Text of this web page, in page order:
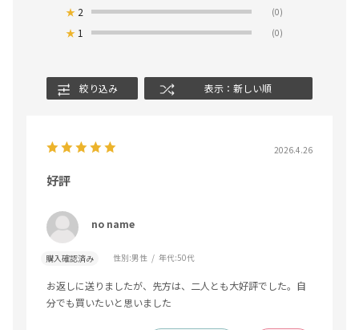
★ 2 (0)
★ 1 (0)
絞り込み 表示：新しい順
2026.4.26
好評
no name
購入確認済み 性別:男性 年代:50代
お返しに送りましたが、先方は、二人とも大好評でした。自
分でも買いたいと思いました